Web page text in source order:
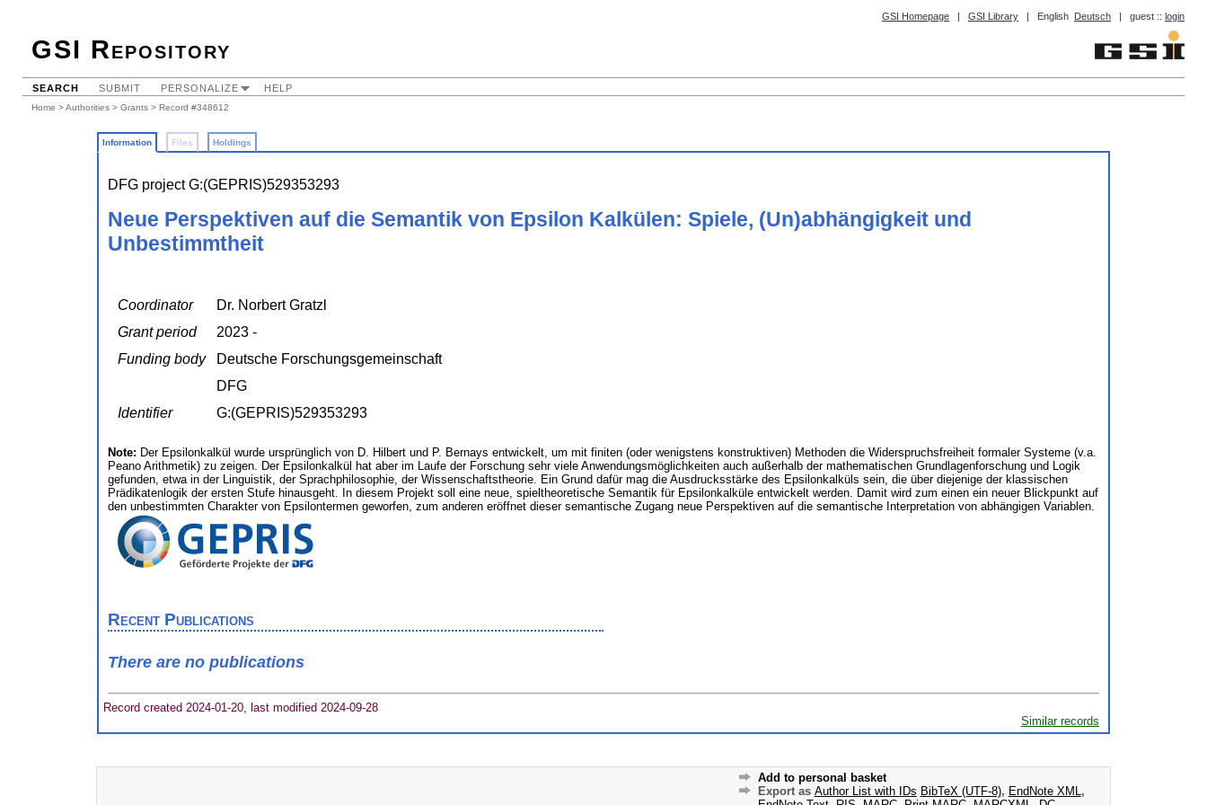
GSI Homepage | GSI Library | English Deutsch | guest :: login
GSI Repository
SEARCH SUBMIT PERSONALIZE HELP
Home >Authorities > Grants > Record #348612
Information Files Holdings
DFG project G:(GEPRIS)529353293
Neue Perspektiven auf die Semantik von Epsilon Kalkülen: Spiele, (Un)abhängigkeit und
Unbestimmtheit
Coordinator
Dr. Norbert Gratzl
Grant period
2023 -
Funding body
Deutsche Forschungsgemeinschaft
DFG
Identifier
G:(GEPRIS)529353293
Note: Der Epsilonkalkül wurde ursprünglich von D. Hilbert und P. Bernays entwickelt, um mit finiten (oder wenigstens konstruktiven) Methoden die Widerspruchsfreiheit formaler Systeme (v.a.
Peano Arithmetik) zu zeigen. Der Epsilonkalkül hat aber im Laufe der Forschung sehr viele Anwendungsmöglichkeiten auch außerhalb der mathematischen Grundlagenforschung und Logik
gefunden, etwa in der Linguistik, der Sprachphilosophie, der Wissenschaftstheorie. Ein Grund dafür mag die Ausdrucksstärke des Epsilonkalküls sein, die über diejenige der klassischen
Prädikatenlogik der ersten Stufe hinausgeht. In diesem Projekt soll eine neue, spieltheoretische Semantik für Epsilonkalküle entwickelt werden. Damit wird zum einen ein neuer Blickpunkt auf
den unbestimmten Charakter von Epsilontermen geworfen, zum anderen eröffnet dieser semantische Zugang neue Perspektiven auf die semantische Interpretation von abhängigen Variablen.
Recent Publications
There are no publications
Record created 2024-01-20, last modified 2024-09-28
Similar records
Add to personal basket
Export as Author List with IDs BibTeX (UTF-8), EndNote XML ,